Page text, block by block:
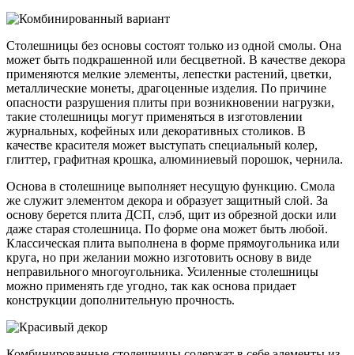
Столешницы без основы состоят только из одной смолы. Она
может быть подкрашенной или бесцветной. В качестве декора
применяются мелкие элементы, лепестки растений, цветки,
металлические монеты, драгоценные изделия. По причине
опасности разрушения плиты при возникновении нагрузки,
такие столешницы могут применяться в изготовлении
журнальных, кофейных или декоративных столиков. В
качестве красителя может выступать специальный колер,
глиттер, графитная крошка, алюминиевый порошок, чернила.
Основа в столешнице выполняет несущую функцию. Смола
же служит элементом декора и образует защитный слой. За
основу берется плита ДСП, слэб, щит из обрезной доски или
даже старая столешница. По форме она может быть любой.
Классическая плита выполнена в форме прямоугольника или
круга, но при желании можно изготовить основу в виде
неправильного многоугольника. Усиленные столешницы
можно применять где угодно, так как основа придает
конструкции дополнительную прочность.